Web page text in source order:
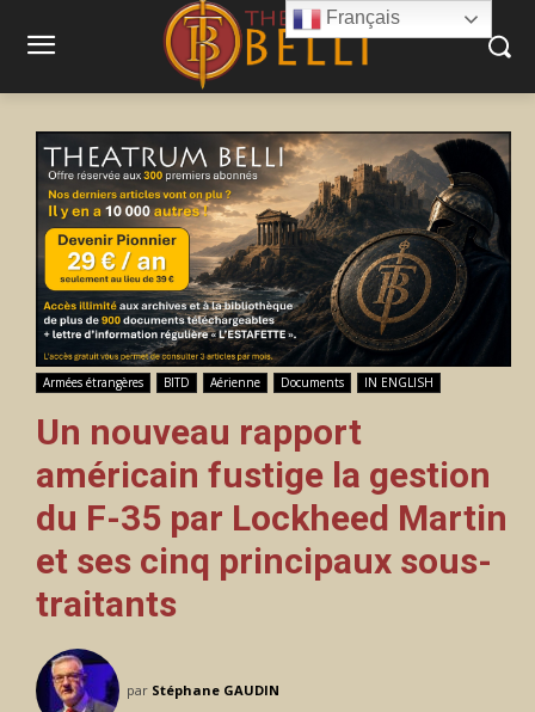
Armées étrangères BITD Aérienne Documents IN ENGLISH
Un nouveau rapport
américain fustige la gestion
du F-35 par Lockheed Martin
et ses cinq principaux sous-
traitants
par Stéphane GAUDIN
Français